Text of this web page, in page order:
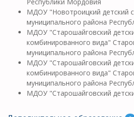
МДОУ "Новотроицкий детский
муниципального района
МДОУ "Старошайговский
комбинированного вида"
муниципального района
МДОУ "Старошайговский
комбинированного вида"
муниципального района
МДОУ "Старошайговский